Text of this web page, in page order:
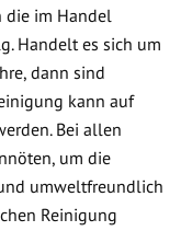
die im Handel
Handelt es sich um
dann sind
kann auf
Bei allen
um die
umweltfreundlich
Reinigung